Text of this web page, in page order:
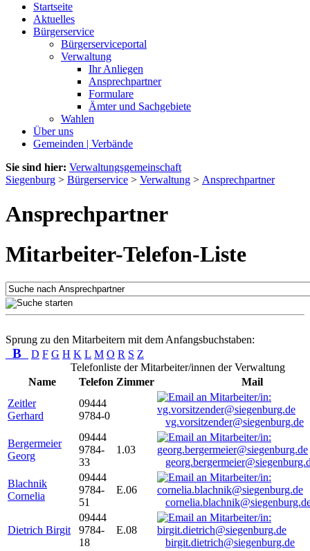
Startseite
Aktuelles
Bürgerservice
Bürgerserviceportal
Verwaltung
Ihr Anliegen
Ansprechpartner
Formulare
Ämter und Sachgebiete
Wahlen
Über uns
Gemeinden | Verbände
Sie sind hier: Verwaltungsgemeinschaft
Siegenburg > Bürgerservice > Verwaltung > Ansprechpartner
Ansprechpartner
Mitarbeiter-Telefon-Liste
Sprung zu den Mitarbeitern mit dem Anfangsbuchstaben:
B D F G H K L M O R S Z
Telefonliste der Mitarbeiter/innen der Verwaltung
Name
Telefon Zimmer
Mail
Zeitler
Gerhard
09444
9784-0
vg.vorsitzender@siegenburg.de
Bergermeier
Georg
09444
9784-
33
1.03
Blachnik
Cornelia
09444
9784-
51
E.06
Dietrich Birgit
09444
9784-
18
E.08
birgit.dietrich@siegenburg.de